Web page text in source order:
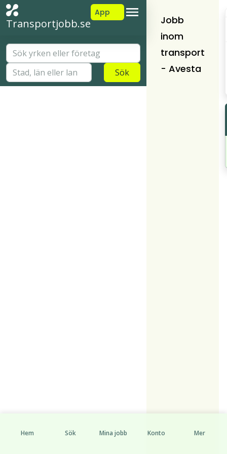
Transportjobb.se
App
Sök
Jobb
inom
transport
- Avesta
Hem Sök Mina jobb Konto Mer